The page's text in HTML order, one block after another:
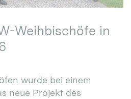
Weihbischöfe in
wurde bei einem
neue Projekt des